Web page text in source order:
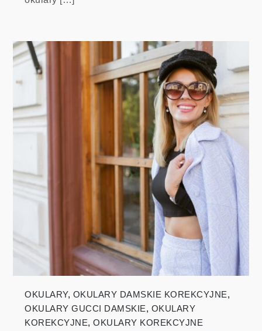
OKULARY, OKULARY DAMSKIE KOREKCYJNE,
OKULARY GUCCI DAMSKIE, OKULARY
KOREKCYJNE,OKULARY KOREKCYJNE